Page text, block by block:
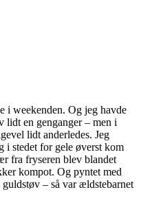
i weekenden. Og jeg havde
lidt en genganger – men i
lidt anderledes. Jeg
i stedet for gele øverst kom
fra fryseren blev blandet
kompot. Og pyntet med
– så var ældstebarnet